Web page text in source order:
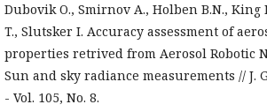
Dubovik O., Smirnov A., Holben B.N., King
T., Slutsker I. Accuracy assessment of
properties retrived from Aerosol Robotic
Sun and sky radiance measurements // J.
- Vol. 105, No. 8.